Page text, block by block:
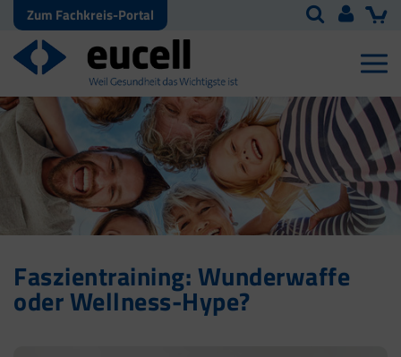
Zum Fachkreis-Portal
Faszientraining: Wunderwaffe
oder Wellness-Hype?